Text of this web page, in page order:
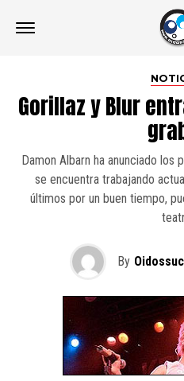
Gorillaz y Blur
Damon Albarn ha anunciado
se encuentra trabajando
últimos por un buen tiempo,
By